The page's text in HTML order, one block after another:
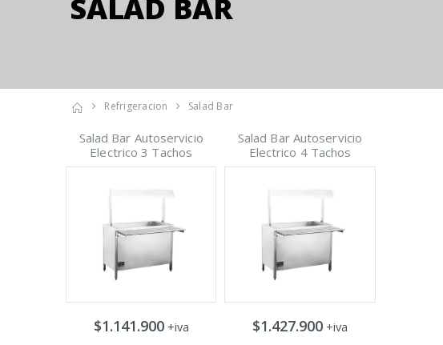
SALAD BAR
Refrigeracion Salad Bar
Salad Bar Autoservicio
Electrico 3 Tachos
$1.141.900+iva
Salad Bar Autoservicio
Electrico 4 Tachos
$1.427.900+iva